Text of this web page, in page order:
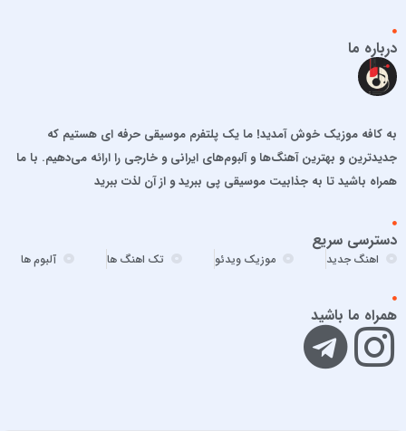
احمد سلو
ادریس محمدپور
افشین آذری
افشین خان
الجان
امید جهان
امید حاجیلی
امیر ارسلان
امیر برکو
امیر تتلو
درباره ما
به کافه موزیک خوش آمدید! ما یک پلتفرم موسیقی حرفه ای هستیم که
جدیدترین و بهترین آهنگ‌ها و آلبوم‌های ایرانی و خارجی را ارائه می‌دهیم. با ما
همراه باشید تا به جذابیت موسیقی پی ببرید و از آن لذت ببرید
دسترسی سریع
اهنگ جدید موزیک ویدئو تک اهنگ ها آلبوم ها
همراه ما باشید